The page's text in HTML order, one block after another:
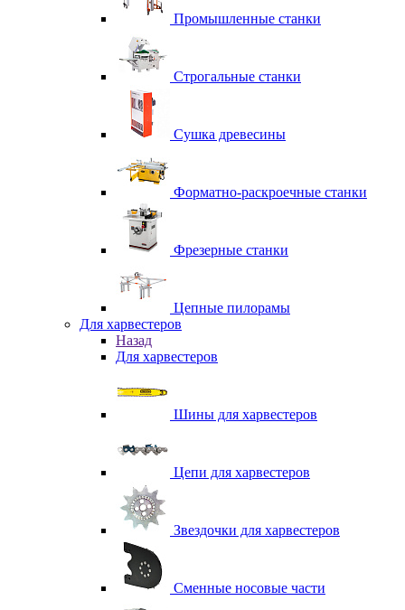
Промышленные станки
Строгальные станки
Сушка древесины
Форматно-раскроечные станки
Фрезерные станки
Цепные пилорамы
Для харвестеров
Назад
Для харвестеров
Шины для харвестеров
Цепи для харвестеров
Звездочки для харвестеров
Сменные носовые части